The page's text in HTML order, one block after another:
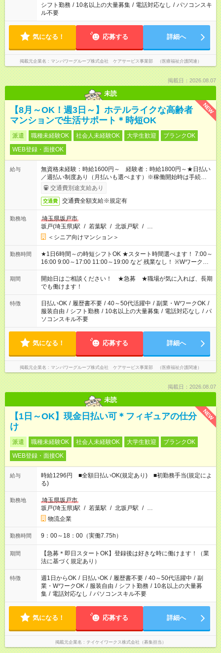
業はご案内が難しい場合があります
シフト勤務 / 10名以上の大量募集 / 電話対応なし / パソコンスキ
ル不要
気になる！ 応募する 詳細へ
掲載元企業名 マンパワーグループ株式会社 ケアサービス事業部 （医療福祉介護関連）
掲載日：2026.08.07
未読
NEW
【8月～OK！週3日～】ホテルライクな高齢者
マンションで生活サポート＊時短OK
派遣 職種未経験OK 社会人未経験OK 大学生歓迎
ブランクOK
WEB登録・面接OK
給与
無資格未経験：時給1600円～ 経験者：時給1800円～★日払い
／週払い制度あり（月払いも選べます）※稼働開始時は手続き完
了次第のお支払いとなります。
交通費別途支給あり
交通費 交通費全額支給※規定有
勤務地
埼玉県坂戸市
坂戸(埼玉県)駅 / 若葉駅 / 北坂戸駅 / …
＜シニア向けマンション＞
勤務時間
★1日6時間～の時短シフトOK ★スタート時間選べます！ 7:00～
16:00 9:00～17:00 11:00～19:00 など 残業なし！ ※Wワークの
場合、他のお仕事と合わせ週40時間超の就業はご案内できませ
ん ※法令に基づき、週20時間以上勤務は社会保険への加入対象
となります ※労働者派遣法（日雇い派遣の原則禁止）により、
短時間・短期間の就業はご案内が難しい場合があります
期間
開始日はご相談ください！ ★急募 ★職場が気に入れば、長期
でも働けます！
特徴 日払いOK / 履歴書不要 / 40～50代活躍中 / 副業・WワークOK /
服装自由 / シフト勤務 / 10名以上の大量募集 / 電話対応なし / パ
ソコンスキル不要
気になる！ 応募する 詳細へ
掲載元企業名 マンパワーグループ株式会社 ケアサービス事業部 （医療福祉介護関連）
掲載日：2026.08.07
未読
NEW
【1日～OK】現金日払い可＊フィギュアの仕分
け
派遣 職種未経験OK 社会人未経験OK 大学生歓迎
ブランクOK
WEB登録・面接OK
給与
時給1296円 ■全額日払いOK(規定あり) ■初勤務手当(規定によ
る)
勤務地
埼玉県坂戸市
坂戸(埼玉県)駅 / 若葉駅 / 北坂戸駅 / …
物流企業
勤務時間 9：00～18：00（実働7.75h）
期間
【急募＊即日スタートOK】登録後は好きな時に働けます！（業
法に基づく規定あり）
特徴 週1日からOK / 日払いOK / 履歴書不要 / 40～50代活躍中 / 副
業・WワークOK / 服装自由 / シフト勤務 / 10名以上の大量募
集 / 電話対応なし / パソコンスキル不要
気になる！ 応募する 詳細へ
掲載元企業名 テイケイワークス株式会社（募集担当）